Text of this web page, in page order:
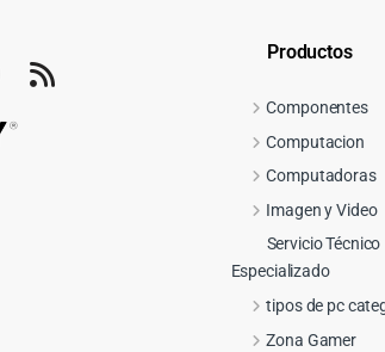
Productos
Componentes
Computacion
Computadoras
Imagen y Video
Servicio Técnico
Especializado
tipos de pc
Zona Gamer